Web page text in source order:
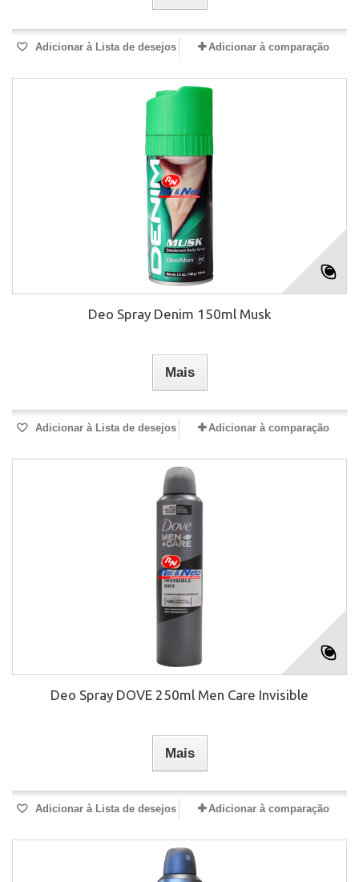
Adicionar à Lista de desejos Adicionar à comparação
Deo Spray Denim 150ml Musk
Mais
Adicionar à Lista de desejos Adicionar à comparação
Deo Spray DOVE 250ml Men Care Invisible
Mais
Adicionar à Lista de desejos Adicionar à comparação